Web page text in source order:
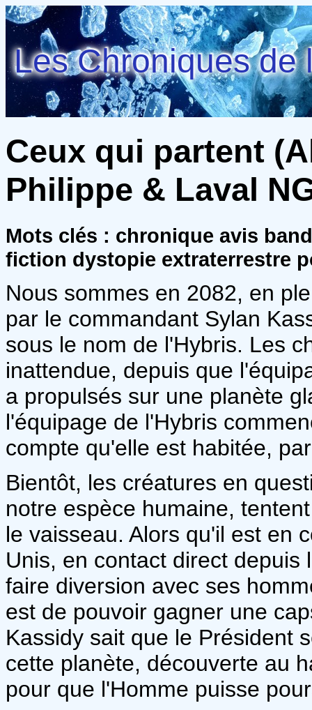
Les Chroniques de
Ceux qui partent
Philippe & Laval
Mots clés : chronique avis
fiction dystopie extraterrestre
Nous sommes en 2082, en
par le commandant Sylan
sous le nom de l'Hybris. Les
inattendue, depuis que
a propulsés sur une planète
l'équipage de l'Hybris
compte qu'elle est habitée,
Bientôt, les créatures en
notre espèce humaine,
le vaisseau. Alors qu'il est en
Unis, en contact direct depuis
faire diversion avec ses
est de pouvoir gagner une
Kassidy sait que le Président
cette planète, découverte au
pour que l'Homme puisse